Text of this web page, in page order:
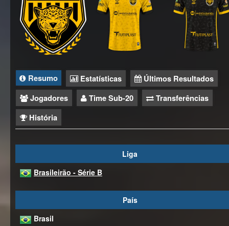
Resumo Estatísticas
Últimos Resultados
Jogadores
Time Sub-20
Transferências
História
Liga
Brasileirão - Série B
País
Brasil